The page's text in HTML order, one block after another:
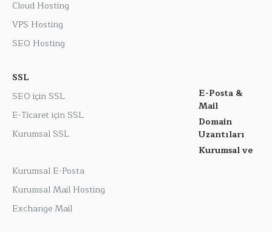
Cloud Hosting
VPS Hosting
SEO Hosting
SSL
SEO için SSL
E-Ticaret için SSL
Kurumsal SSL
E-Posta &
Mail
Kurumsal E-Posta
Kurumsal Mail Hosting
Exchange Mail
Domain
Uzantıları
Kurumsal ve